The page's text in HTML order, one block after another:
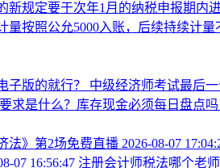
新规定要于次年1月的纳税申报期
按照公允5000入账，后续持续计
子版的就行？ 中级经济师考试最后
求是什么？库存现金必须每日盘点吗
法》第2场免费直播 2026-08-07
07 16:56:47 注册会计师税法哪个老